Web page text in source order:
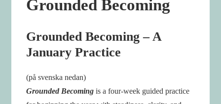
Grounded Becoming
Grounded Becoming – A
January Practice
(på svenska nedan)
Grounded Becoming is a four-week guided practice